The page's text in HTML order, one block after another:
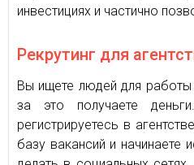
инвестициях и частично
Рекрутинг для
Вы ищете людей для работы
за это получаете
регистрируетесь в
базу вакансий и